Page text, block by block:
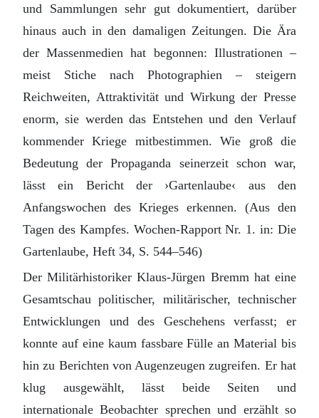
und Sammlungen sehr gut dokumentiert, darüber
hinaus auch in den damaligen Zeitungen. Die Ära
der Massenmedien hat begonnen: Illustrationen –
meist Stiche nach Photographien – steigern
Reichweiten, Attraktivität und Wirkung der Presse
enorm, sie werden das Entstehen und den Verlauf
kommender Kriege mitbestimmen. Wie groß die
Bedeutung der Propaganda seinerzeit schon war,
lässt ein Bericht der ›Gartenlaube‹ aus den
Anfangswochen des Krieges erkennen. (Aus den
Tagen des Kampfes. Wochen-Rapport Nr. 1. in: Die
Gartenlaube, Heft 34, S. 544–546)
Der Militärhistoriker Klaus-Jürgen Bremm hat eine
Gesamtschau politischer, militärischer, technischer
Entwicklungen und des Geschehens verfasst; er
konnte auf eine kaum fassbare Fülle an Material bis
hin zu Berichten von Augenzeugen zugreifen. Er hat
klug ausgewählt, lässt beide Seiten und
internationale Beobachter sprechen und erzählt so